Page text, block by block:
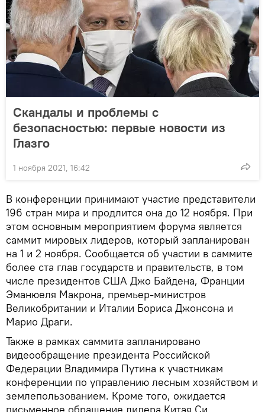
Скандалы и проблемы с
безопасностью: первые новости из
Глазго
1 ноября 2021, 16:42
В конференции принимают участие представители
196 стран мира и продлится она до 12 ноября. При
этом основным мероприятием форума является
саммит мировых лидеров, который запланирован
на 1 и 2 ноября. Сообщается об участии в саммите
более ста глав государств и правительств, в том
числе президентов США Джо Байдена, Франции
Эманюеля Макрона, премьер-министров
Великобритании и Италии Бориса Джонсона и
Марио Драги.
Также в рамках саммита запланировано
видеообращение президента Российской
Федерации Владимира Путина к участникам
конференции по управлению лесным хозяйством и
землепользованием. Кроме того, ожидается
письменное обращение лидера Китая Си